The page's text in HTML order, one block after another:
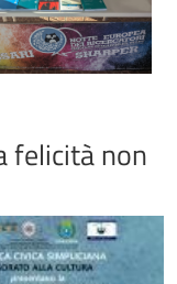
felicità non